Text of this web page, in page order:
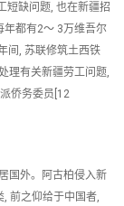
短缺问题, 也在新疆招
年都有2～ 3万维吾尔
间, 苏联修筑土西铁
理有关新疆劳工问题,
侨务委员[12
国外。阿古柏侵入新
, 前之仰给于中国者,